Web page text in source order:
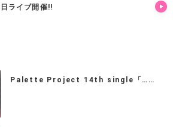
ライブ開催!!
Palette Project 14th single「……